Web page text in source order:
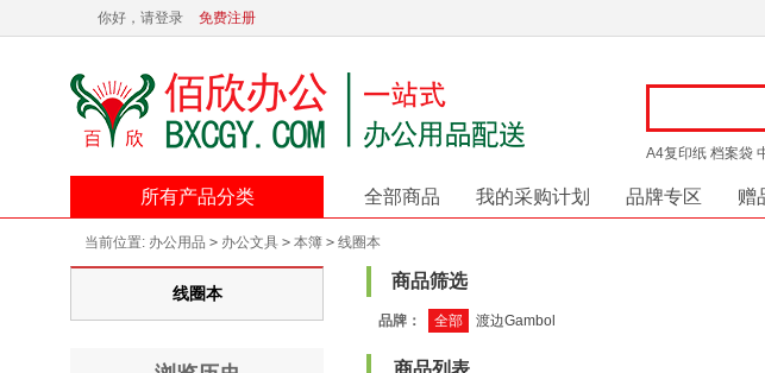
你好，请登录 免费注册
A4复印纸 档案袋
所有产品分类 全部商品 我的采购计划 品牌专区 赠
当前位置: 办公用品 > 办公文具 > 本簿 > 线圈本
线圈本
商品筛选
品牌： 全部 渡边Gambol
商品列表